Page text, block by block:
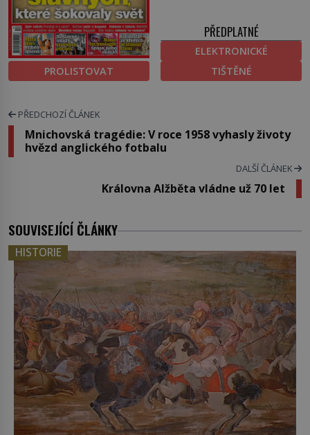
PROLISTOVAT
PŘEDPLATNÉ
ELEKTRONICKÉ
TIŠTĚNÉ
PŘEDCHOZÍ ČLÁNEK
Mnichovská tragédie: V roce 1958 vyhasly životy
hvězd anglického fotbalu
DALŠÍ ČLÁNEK
Královna Alžběta vládne už 70 let
SOUVISEJÍCÍ ČLÁNKY
HISTORIE